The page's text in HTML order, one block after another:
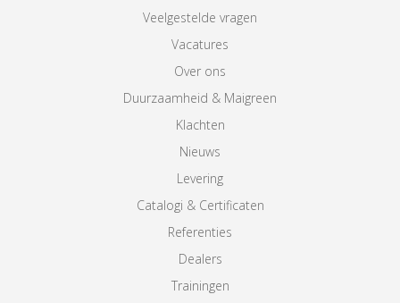
Veelgestelde vragen
Vacatures
Over ons
Duurzaamheid & Maigreen
Klachten
Nieuws
Levering
Catalogi & Certificaten
Referenties
Dealers
Trainingen